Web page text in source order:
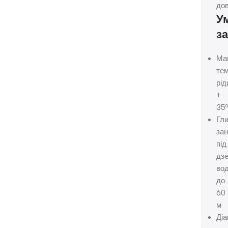
+
під
до
60
м